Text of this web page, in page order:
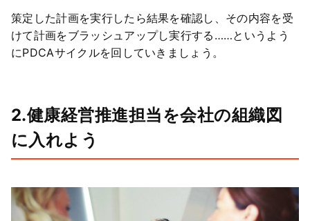
策定した計画を実行したら結果を確認し、その内容を受
けて計画をブラッシュアップし実行する……というよう
にPDCAサイクルを回していきましょう。
2.健康経営推進担当を会社の組織図
に入れよう